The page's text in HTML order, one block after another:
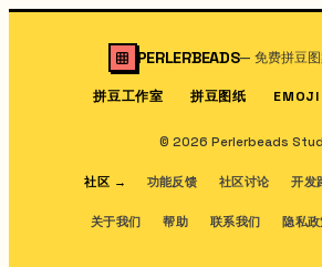
PERLERBEADS—免费拼豆
拼豆工作室 拼豆图纸 EMOJI
© 2026 Perlerbeads
社区 → 功能反馈 社区讨论 开发
关于我们 帮助 联系我们 隐私